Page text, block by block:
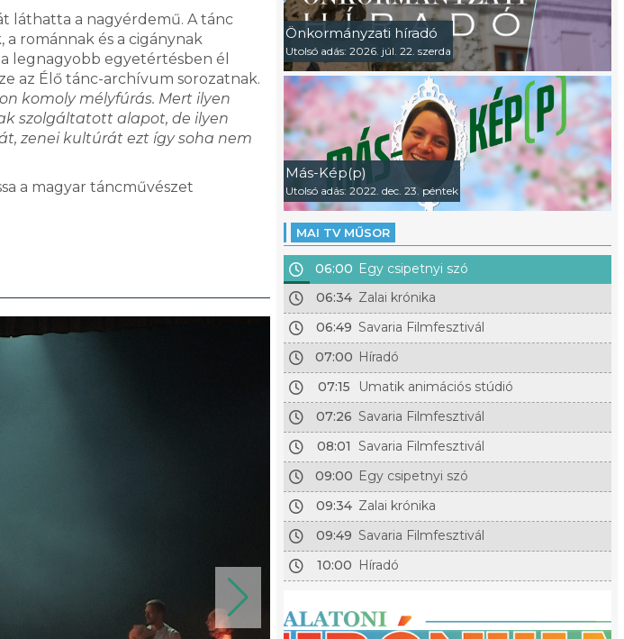
láthatta a nagyérdemű. A tánc
románnak és a cigánynak
legnagyobb egyetértésben él
az Élő tánc-archívum sorozatnak.
komoly mélyfúrás. Mert ilyen
szolgáltatott alapot, de ilyen
zenei kultúrát ezt így soha nem
a magyar táncművészet
Önkormányzati híradó
Utolsó adás: 2026. júl. 22. szerda
Más-Kép(p)
Utolsó adás: 2022. dec. 23. péntek
MAI TV MŰSOR
06:00 Egy csipetnyi szó
06:34 Zalai krónika
06:49 Savaria Filmfesztivál
07:00 Híradó
07:15
Umatik animációs stúdió
07:26 Savaria Filmfesztivál
08:01 Savaria Filmfesztivál
09:00 Egy csipetnyi szó
09:34 Zalai krónika
09:49 Savaria Filmfesztivál
10:00 Híradó